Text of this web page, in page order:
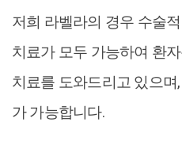
저희 라벨라의 경우 수술
치료가 모두 가능하여 환
치료를 도와드리고 있으
가 가능합니다.